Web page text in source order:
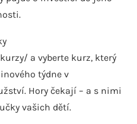
a vyberte kurz, který
týdne v
Hory čekají – a s nimi
vašich dětí.